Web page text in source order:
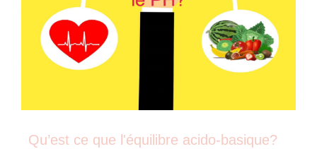
Qu’est ce que l'équilibre acido-basique?